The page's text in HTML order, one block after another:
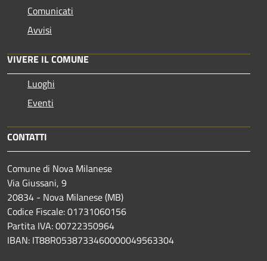
Comunicati
Avvisi
VIVERE IL COMUNE
Luoghi
Eventi
CONTATTI
Comune di Nova Milanese
Via Giussani, 9
20834 - Nova Milanese (MB)
Codice Fiscale: 01731060156
Partita IVA: 00722350964
IBAN: IT88R0538733460000049563304